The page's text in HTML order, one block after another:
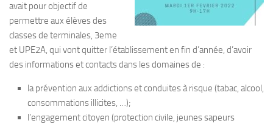
avait pour objectif de
permettre aux élèves des
classes de terminales, 3eme
et UPE2A, qui vont quitter l’établissement en fin d’année, d’avoir
des informations et contacts dans les domaines de :
la prévention aux addictions et conduites à risque (tabac, alcool,
consommations illicites, …);
l’engagement citoyen (protection civile, jeunes sapeurs